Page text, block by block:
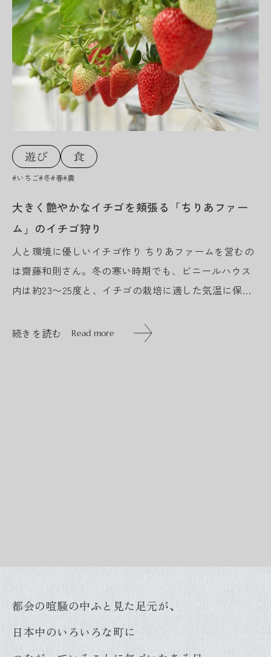
#いちご#冬#春#農
大きく艶やかなイチゴを頬張る「ちりあファー
ム」のイチゴ狩り
人と環境に優しいイチゴ作り ちりあファームを営むの
は齋藤和則さん。冬の寒い時期でも、ビニールハウス
内は約23〜25度と、イチゴの栽培に適した気温に保た
一瞬不思議な感覚に陥る...
続きを読む Read more
都会の喧騒の中ふと見た足元が、
日本中のいろいろな町に